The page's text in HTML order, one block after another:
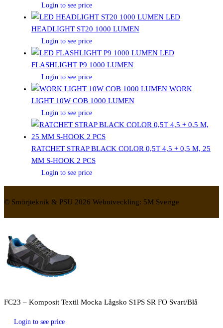
Login to see price
LED
HEADLIGHT ST20 1000 LUMEN
Login to see price
LED
FLASHLIGHT P9 1000 LUMEN
Login to see price
WORK
LIGHT 10W COB 1000 LUMEN
Login to see price
RATCHET STRAP BLACK COLOR 0,5T 4,5 + 0,5 M, 25
MM S-HOOK 2 PCS
Login to see price
© Smörjteknik & PSU 2026 Webutveckling: 5M Sverige
FC23 – Komposit Textil Mocka Lågsko S1PS SR FO Svart/Blå
Login to see price